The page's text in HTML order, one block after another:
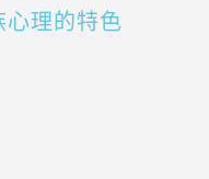
理的特色